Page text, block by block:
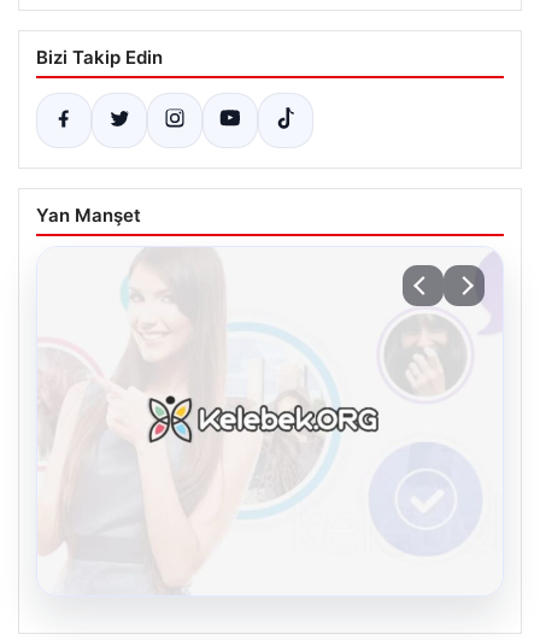
Bizi Takip Edin
Yan Manşet
08.08.2026